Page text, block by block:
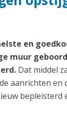
en
muur
Dat middel
aanrichten
bepleisterd